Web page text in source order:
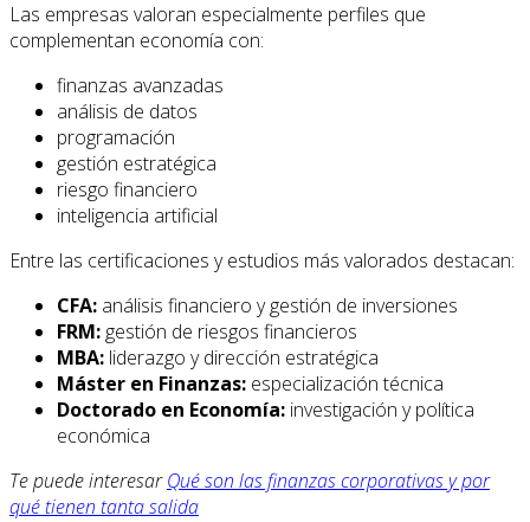
Las empresas valoran especialmente perfiles que
complementan economía con:
finanzas avanzadas
análisis de datos
programación
gestión estratégica
riesgo financiero
inteligencia artificial
Entre las certificaciones y estudios más valorados destacan:
CFA: análisis financiero y gestión de inversiones
FRM: gestión de riesgos financieros
MBA: liderazgo y dirección estratégica
Máster en Finanzas: especialización técnica
Doctorado en Economía: investigación y política
económica
Te puede interesarQué son las finanzas corporativas y por
qué tienen tanta salida